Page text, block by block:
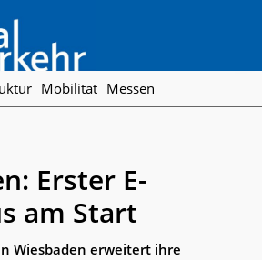
Mobilität Messen
Erster E-
am Start
Wiesbaden erweitert ihre